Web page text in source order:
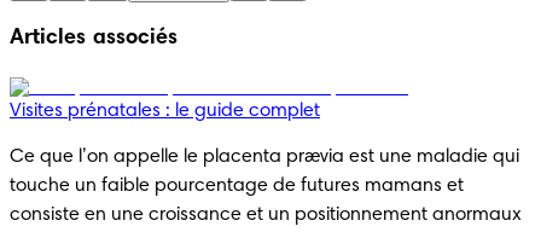
Articles associés
Visites prénatales : le guide complet
Ce que l’on appelle le placenta prævia est une maladie qui
touche un faible pourcentage de futures mamans et
consiste en une croissance et un positionnement anormaux